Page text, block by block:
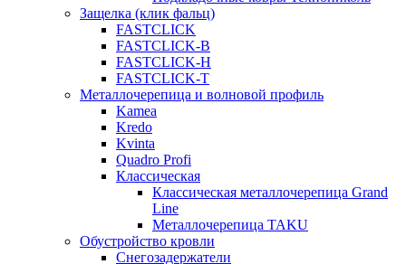
Защелка (клик фальц)
FASTCLICK
FASTCLICK-B
FASTCLICK-H
FASTCLICK-T
Металлочерепица и волновой профиль
Kamea
Kredo
Kvinta
Quadro Profi
Классическая
Классическая металлочерепица Grand
Line
Металлочерепица TAKU
Обустройство кровли
Снегозадержатели